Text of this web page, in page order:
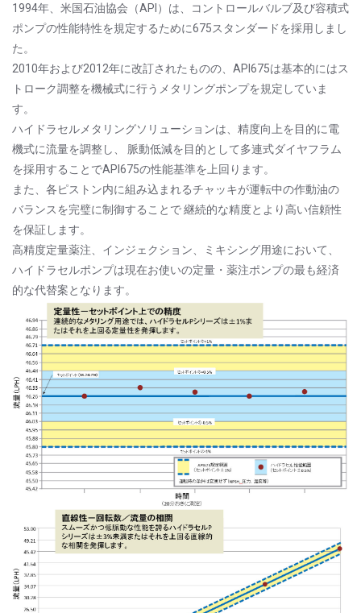
1994年、米国石油協会（API）は、コントロールバルブ及び容積式
ポンプの性能特性を規定するために675スタンダードを採用しまし
た。
2010年および2012年に改訂されたものの、API675は基本的にはス
トローク調整を機械式に行うメタリングポンプを規定していま
す。
ハイドラセルメタリングソリューションは、精度向上を目的に電
機式に流量を調整し、 脈動低減を目的として多連式ダイヤフラム
を採用することでAPI675の性能基準を上回ります。
また、各ピストン内に組み込まれるチャッキが運転中の作動油の
バランスを完璧に制御することで 継続的な精度とより高い信頼性
を保証します。
高精度定量薬注、インジェクション、ミキシング用途において、
ハイドラセルポンプは現在お使いの定量・薬注ポンプの最も経済
的な代替案となります。